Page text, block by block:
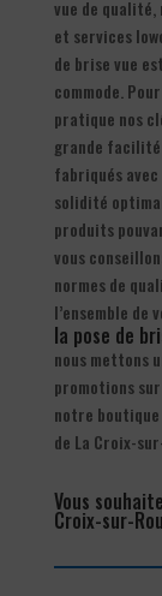
vue de
et services
de brise vue
commode.
pratique nos
grande facilité
fabriqués
solidité
produits
vous
normes de
l’ensemble de
la pose de
nous mettons
promotions
notre
de La Croix-
Vous
Croix-sur-